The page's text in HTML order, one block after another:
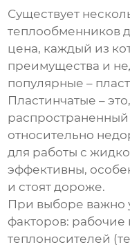
Существует
теплообменников
цена, каждый из
преимущества и
популярные –
Пластинчатые –
относительно
для работы с
эффективны,
и стоят дороже.
При выборе важно
факторов:
теплоносителей